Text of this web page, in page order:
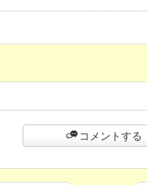
コメントする